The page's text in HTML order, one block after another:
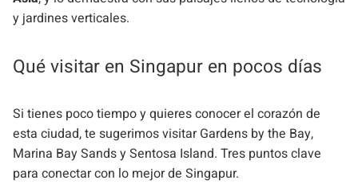
y jardines verticales.
Qué visitar en Singapur en pocos días
Si tienes poco tiempo y quieres conocer el corazón de
esta ciudad, te sugerimos visitar Gardens by the Bay,
Marina Bay Sands y Sentosa Island. Tres puntos clave
para conectar con lo mejor de Singapur.